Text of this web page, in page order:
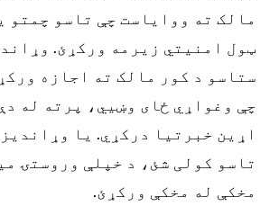
مالک ته ووایاست چې تاسو چمتو
ټول امنیتي زیرمه ورکړئ.
ستاسو د کور مالک ته اجازه
چې وغواړي ځای وښيي، پرته له
اړین خبرتیا درکړي. یا
تاسو کولی شئ، د خپلې وروستۍ
مخکې له مخکې ورکړئ.